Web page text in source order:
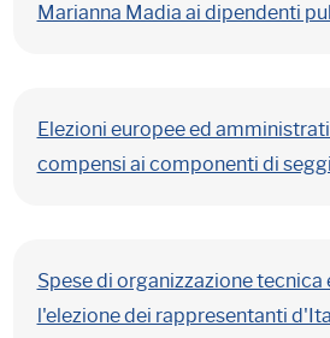
Marianna Madia ai dipendenti
Elezioni europee ed
compensi ai componenti di
Spese di organizzazione tecnica
l'elezione dei rappresentanti